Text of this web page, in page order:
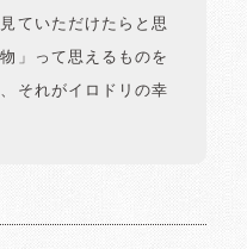
ていただけたらと思
」って思えるものを
それがイロドリの幸